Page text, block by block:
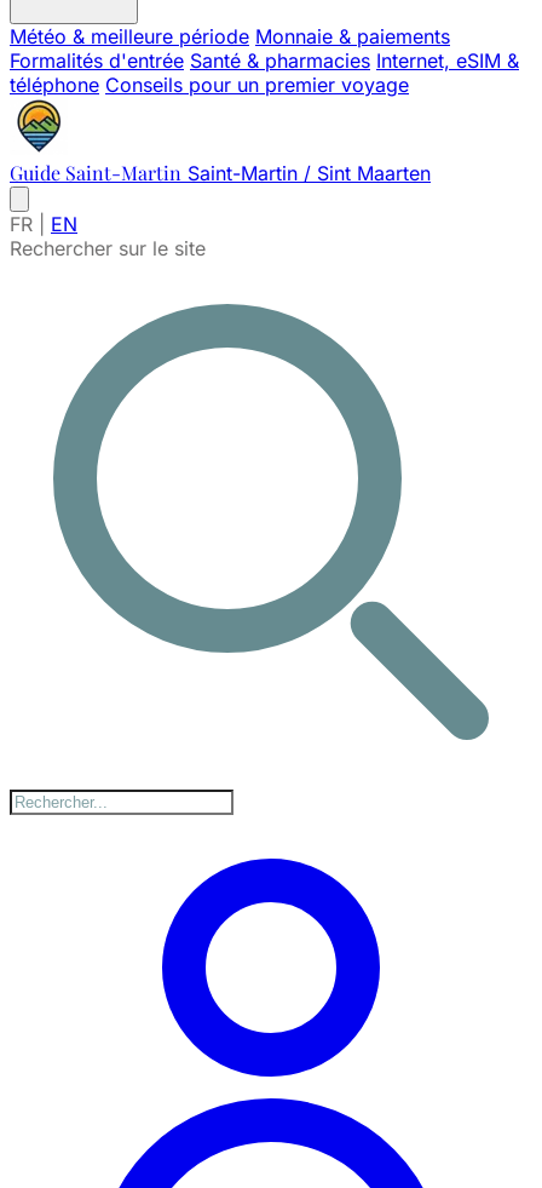
Météo & meilleure période Monnaie & paiements
Formalités d'entrée Santé & pharmacies Internet, eSIM &
téléphone Conseils pour un premier voyage
Guide Saint-Martin Saint-Martin / Sint Maarten
FR
EN
Rechercher sur le site